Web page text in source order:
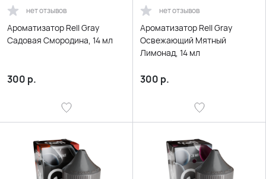
нет отзывов
Ароматизатор Rell Gray
Садовая Смородина, 14 мл
300 р.
нет отзывов
Ароматизатор Rell Gray
Освежающий Мятный
Лимонад, 14 мл
300 р.